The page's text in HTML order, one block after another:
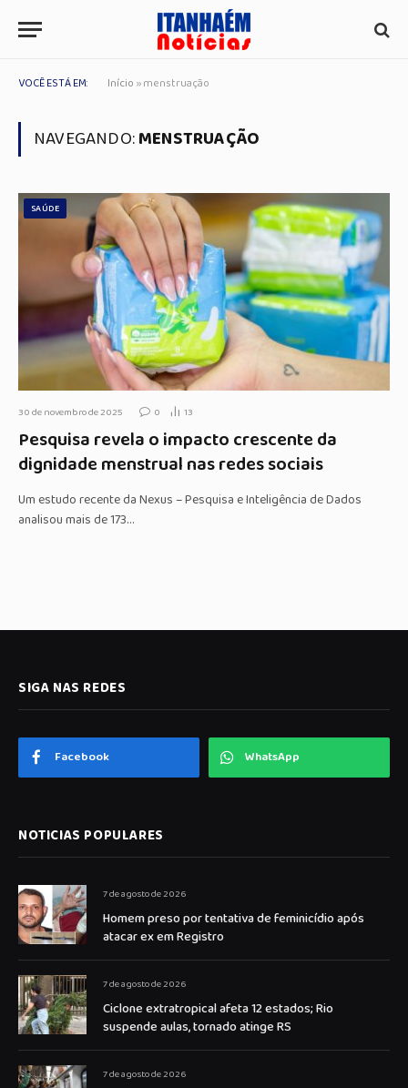
VOCÊ ESTÁ EM: Início »menstruação
NAVEGANDO:MENSTRUAÇÃO
SAÚDE
30 de novembro de 2025 0 13
Pesquisa revela o impacto crescente da
dignidade menstrual nas redes sociais
Um estudo recente da Nexus – Pesquisa e Inteligência de Dados
analisou mais de 173…
SIGA NAS REDES
Facebook WhatsApp
NOTICIAS POPULARES
7 de agosto de 2026
Homem preso por tentativa de feminicídio após
atacar ex em Registro
7 de agosto de 2026
Ciclone extratropical afeta 12 estados; Rio
suspende aulas, tornado atinge RS
7 de agosto de 2026